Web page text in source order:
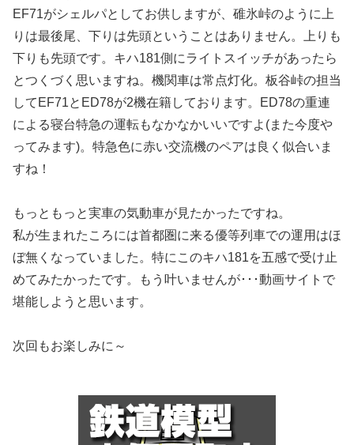
EF71がシェルパとしてお供しますが、碓氷峠のように上
りは最後尾、下りは先頭ということはありません。上りも
下りも先頭です。キハ181側にライトスイッチがあったら
とつくづく思いますね。機関車は常点灯化。板谷峠の担当
してEF71とED78が2機在籍しております。ED78の重連
による寝台特急の運転もなかなかいいですよ(また今度や
ってみます)。特急色に赤い交流機のペアは良く似合いま
すね！
もっともっと実車の気動車が見たかったですね。
私が生まれたころには首都圏に来る優等列車での運用はほ
ぼ無くなっていました。特にこのキハ181を五感で受け止
めてみたかったです。もう叶いませんが･･･動画サイトで
堪能しようと思います。
次回もお楽しみに～